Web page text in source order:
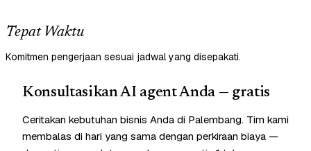
Tepat Waktu
Komitmen pengerjaan sesuai jadwal yang disepakati.
Konsultasikan AI agent Anda — gratis
Ceritakan kebutuhan bisnis Anda di Palembang. Tim kami
membalas di hari yang sama dengan perkiraan biaya —